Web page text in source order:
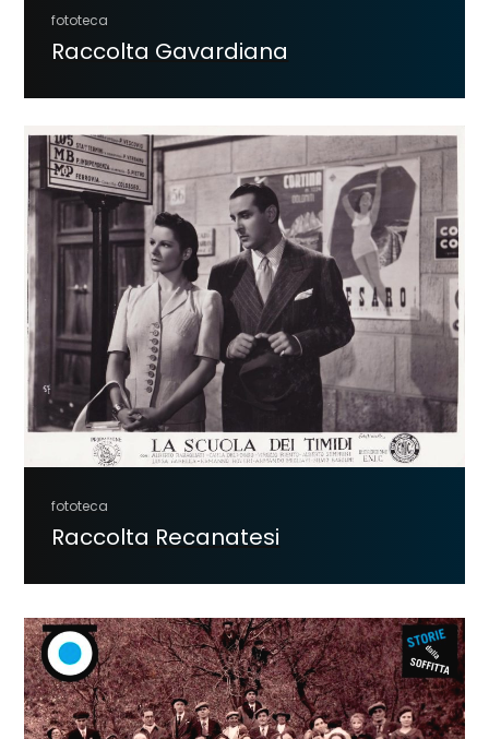
fototeca
Raccolta Gavardiana
fototeca
Raccolta Recanatesi